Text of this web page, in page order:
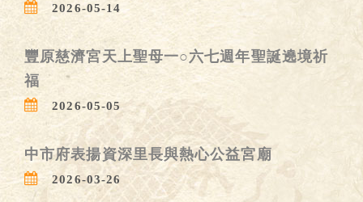
2026-05-14
豐原慈濟宮天上聖母一○六七週年聖誕遶境祈
福
2026-05-05
中市府表揚資深里長與熱心公益宮廟
2026-03-26